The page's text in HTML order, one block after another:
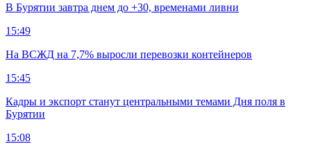
В Бурятии завтра днем до +30, временами ливни
15:49
На ВСЖД на 7,7% выросли перевозки контейнеров
15:45
Кадры и экспорт станут центральными темами Дня поля в
Бурятии
15:08